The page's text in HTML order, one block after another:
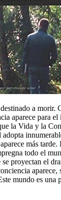
a morir.
aparece para
la Vida y la
más tarde.
todo el
proyectan el
aparece,
mundo es una